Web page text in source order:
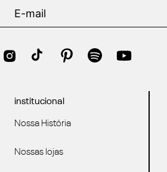
institucional
Nossa História
Nossas lojas